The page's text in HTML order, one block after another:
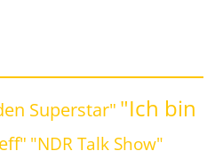
Superstar" "Ich bin
"NDR Talk Show"